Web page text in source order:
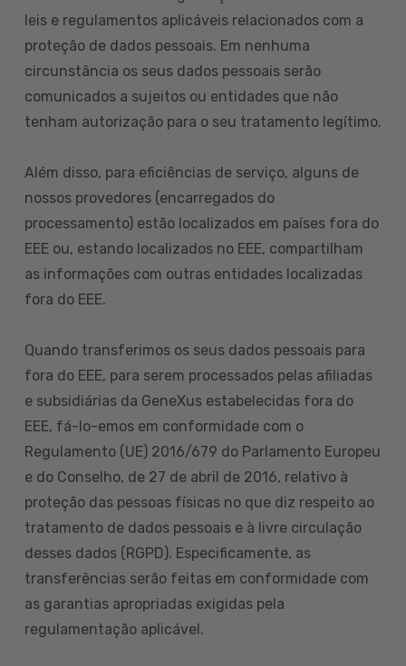
leis e regulamentos aplicáveis relacionados com a
proteção de dados pessoais. Em nenhuma
circunstância os seus dados pessoais serão
comunicados a sujeitos ou entidades que não
tenham autorização para o seu tratamento legítimo.
Além disso, para eficiências de serviço, alguns de
nossos provedores (encarregados do
processamento) estão localizados em países fora do
EEE ou, estando localizados no EEE, compartilham
as informações com outras entidades localizadas
fora do EEE.
Quando transferimos os seus dados pessoais para
fora do EEE, para serem processados pelas afiliadas
e subsidiárias da GeneXus estabelecidas fora do
EEE, fá-lo-emos em conformidade com o
Regulamento (UE) 2016/679 do Parlamento Europeu
e do Conselho, de 27 de abril de 2016, relativo à
proteção das pessoas físicas no que diz respeito ao
tratamento de dados pessoais e à livre circulação
desses dados (RGPD). Especificamente, as
transferências serão feitas em conformidade com
as garantias apropriadas exigidas pela
regulamentação aplicável.